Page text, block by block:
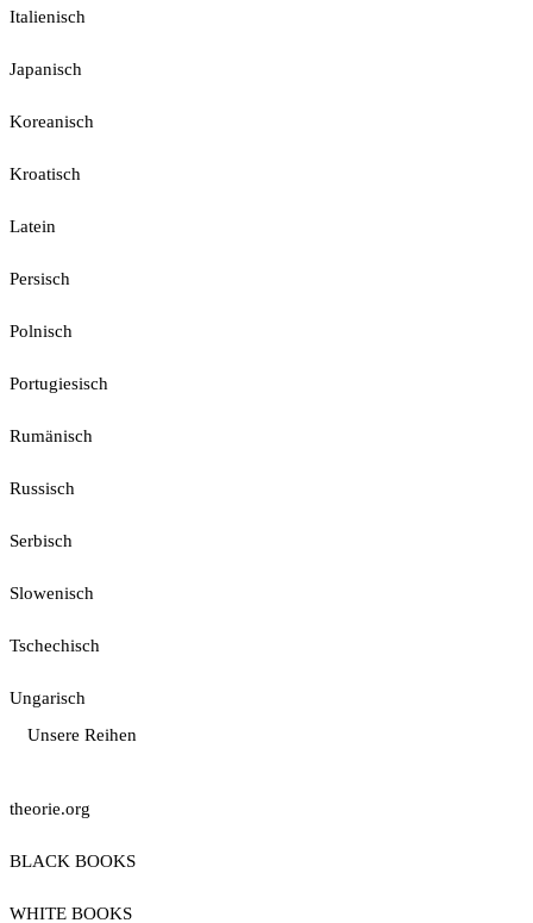
Italienisch
Japanisch
Koreanisch
Kroatisch
Latein
Persisch
Polnisch
Portugiesisch
Rumänisch
Russisch
Serbisch
Slowenisch
Tschechisch
Ungarisch
Unsere Reihen
theorie.org
BLACK BOOKS
WHITE BOOKS